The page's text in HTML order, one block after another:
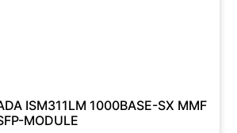
ISM311LM 1000BASE-SX MMF
MODULE